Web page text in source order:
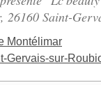
, 26160 Saint-
Montélimar
Gervais-sur-